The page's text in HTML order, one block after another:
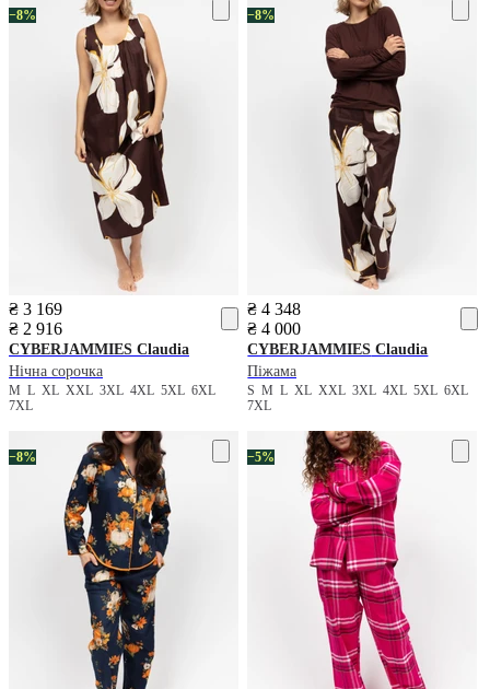
−8%
₴ 3 169
₴ 2 916
CYBERJAMMIES Claudia
Нічна сорочка
M L XL XXL 3XL 4XL 5XL 6XL
7XL
−8%
₴ 4 348
₴ 4 000
CYBERJAMMIES Claudia
Піжама
SMLXLXXL3XL4XL5XL6XL
7XL
−8% −5%